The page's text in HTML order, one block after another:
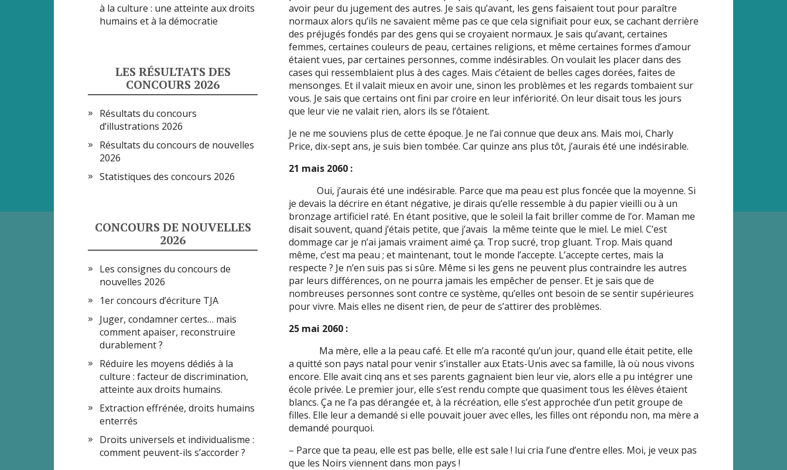
avoir peur du jugement des autres. Je sais qu’avant, les gens faisaient tout pour paraître
normaux alors qu’ils ne savaient même pas ce que cela signifiait pour eux, se cachant derrière
des préjugés fondés par des gens qui se croyaient normaux. Je sais qu’avant, certaines
femmes, certaines couleurs de peau, certaines religions, et même certaines formes d’amour
étaient vues, par certaines personnes, comme indésirables. On voulait les placer dans des
cases qui ressemblaient plus à des cages. Mais c’étaient de belles cages dorées, faites de
mensonges. Et il valait mieux en avoir une, sinon les problèmes et les regards tombaient sur
vous. Je sais que certains ont fini par croire en leur infériorité. On leur disait tous les jours
que leur vie ne valait rien, alors ils se l’ôtaient.
Je ne me souviens plus de cette époque. Je ne l’ai connue que deux ans. Mais moi, Charly
Price, dix-sept ans, je suis bien tombée. Car quinze ans plus tôt, j’aurais été une indésirable.
21 mais 2060 :
Oui, j’aurais été une indésirable. Parce que ma peau est plus foncée que la moyenne. Si
je devais la décrire en étant négative, je dirais qu’elle ressemble à du papier vieilli ou à un
bronzage artificiel raté. En étant positive, que le soleil la fait briller comme de l’or. Maman me
disait souvent, quand j’étais petite, que j’avais la même teinte que le miel. Le miel. C’est
dommage car je n’ai jamais vraiment aimé ça. Trop sucré, trop gluant. Trop. Mais quand
même, c’est ma peau ; et maintenant, tout le monde l’accepte. L’accepte certes, mais la
respecte ? Je n’en suis pas si sûre. Même si les gens ne peuvent plus contraindre les autres
par leurs différences, on ne pourra jamais les empêcher de penser. Et je sais que de
nombreuses personnes sont contre ce système, qu’elles ont besoin de se sentir supérieures
pour vivre. Mais elles ne disent rien, de peur de s’attirer des problèmes.
25 mai 2060 :
Ma mère, elle a la peau café. Et elle m’a raconté qu’un jour, quand elle était petite, elle
a quitté son pays natal pour venir s’installer aux Etats-Unis avec sa famille, là où nous vivons
encore. Elle avait cinq ans et ses parents gagnaient bien leur vie, alors elle a pu intégrer une
école privée. Le premier jour, elle s’est rendu compte que quasiment tous les élèves étaient
blancs. Ça ne l’a pas dérangée et, à la récréation, elle s’est approchée d’un petit groupe de
filles. Elle leur a demandé si elle pouvait jouer avec elles, les filles ont répondu non, ma mère a
demandé pourquoi.
– Parce que ta peau, elle est pas belle, elle est sale ! lui cria l’une d’entre elles. Moi, je veux pas
que les Noirs viennent dans mon pays !
à la culture : une atteinte aux droits
humains et à la démocratie
LES RÉSULTATS DES
CONCOURS 2026
Résultats du concours
d’illustrations 2026
Résultats du concours de nouvelles
2026
Statistiques des concours 2026
CONCOURS DE NOUVELLES
2026
Les consignes du concours de
nouvelles 2026
1er concours d’écriture TJA
Juger, condamner certes… mais
comment apaiser, reconstruire
durablement ?
Réduire les moyens dédiés à la
culture : facteur de discrimination,
atteinte aux droits humains.
Extraction effrénée, droits humains
enterrés
Droits universels et individualisme :
comment peuvent-ils s’accorder ?